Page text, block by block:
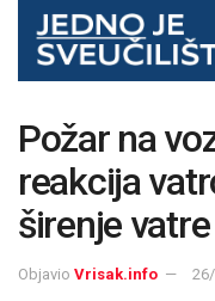
Požar na
reakcija
širenje vatre
Objavio Vrisak.info